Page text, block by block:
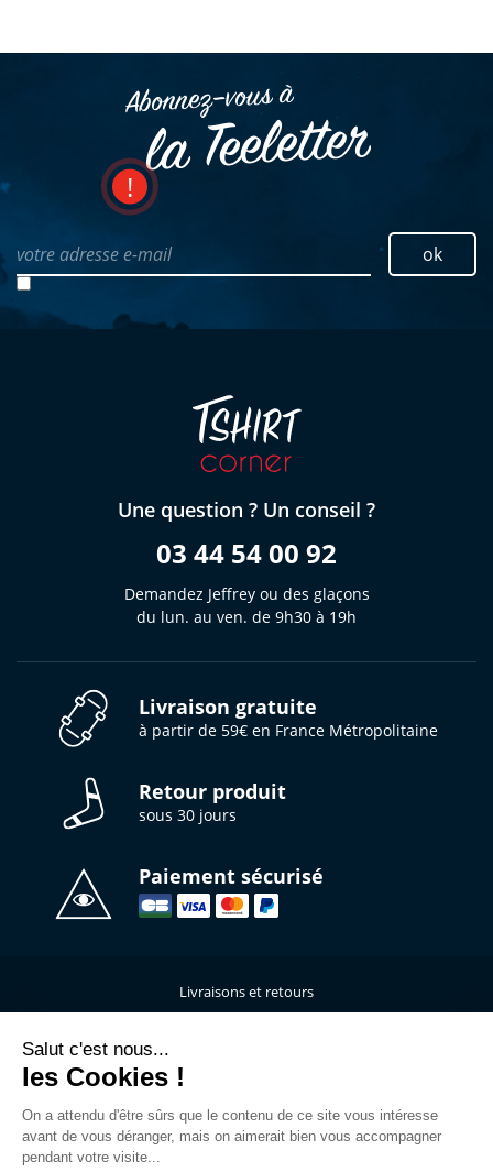
Abonnez–vous à
la Teeletter
votre adresse e-mail ok
Une question ? Un conseil ?
03 44 54 00 92
Demandez Jeffrey ou des glaçons
du lun. au ven. de 9h30 à 19h
Livraison gratuite
à partir de 59€ en France Métropolitaine
Retour produit
sous 30 jours
Paiement sécurisé
Livraisons et retours
Qui sommes-nous ?
C.G.V
Salut c'est nous...
les Cookies !
On a attendu d'être sûrs que le contenu de ce site vous intéresse
avant de vous déranger, mais on aimerait bien vous accompagner
pendant votre visite...